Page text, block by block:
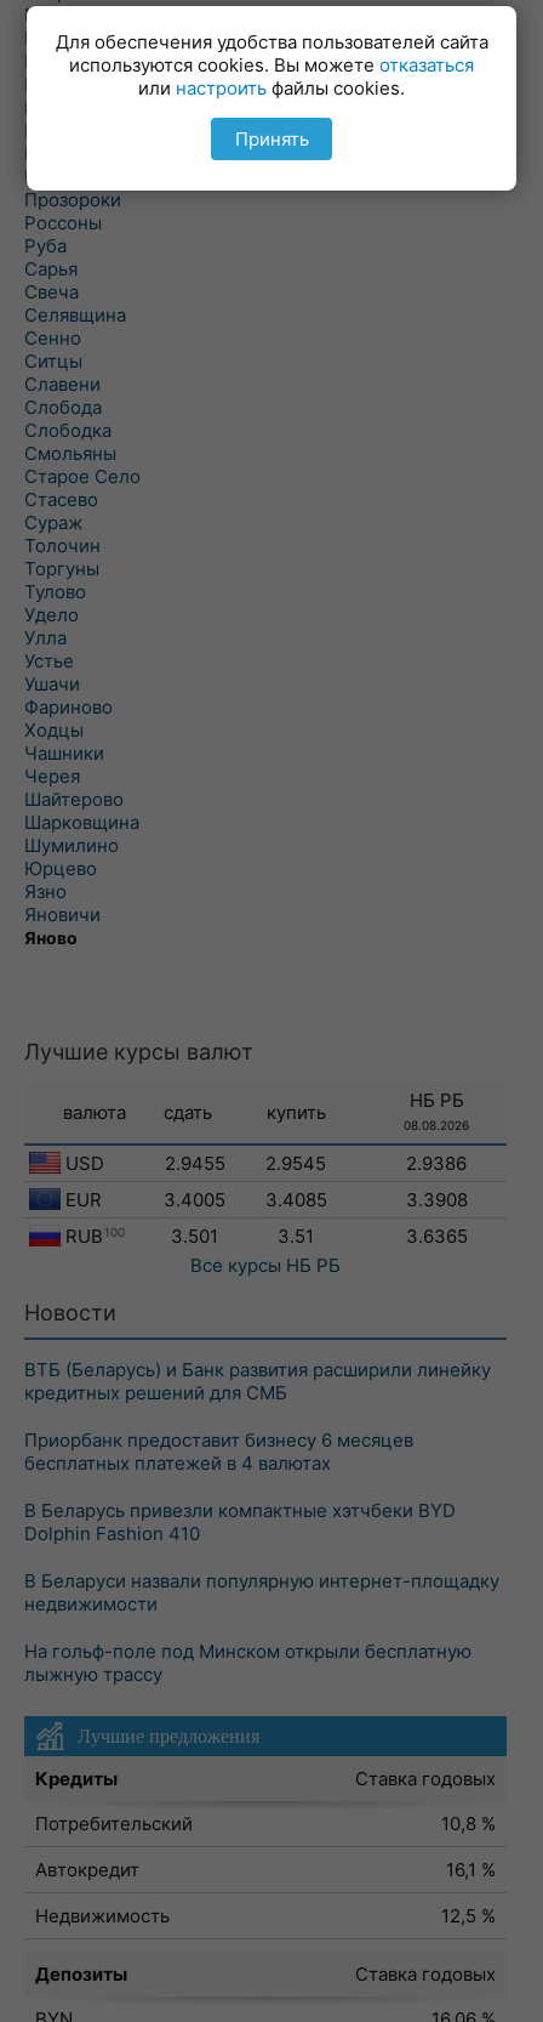
Пальминка
Парафьяново
Плисса
Повятье
Погоща
Подсвилье
Полоцк
Поставы
Прозороки
Россоны
Руба
Сарья
Свеча
Селявщина
Сенно
Ситцы
Славени
Слобода
Слободка
Смольяны
Старое Село
Стасево
Сураж
Толочин
Торгуны
Тулово
Удело
Улла
Устье
Ушачи
Фариново
Ходцы
Чашники
Черея
Шайтерово
Шарковщина
Шумилино
Юрцево
Язно
Яновичи
Яново
Лучшие курсы валют
валюта сдать купить
НБ РБ
08.08.2026
USD 2.9455 2.9545
2.9386
EUR
3.4005 3.4085
3.3908
RUB 100 3.501 3.51
3.6365
Все курсы НБ РБ
Новости
ВТБ (Беларусь) и Банк развития расширили линейку
кредитных решений для СМБ
Приорбанк предоставит бизнесу 6 месяцев
бесплатных платежей в 4 валютах
В Беларусь привезли компактные хэтчбеки BYD
Dolphin Fashion 410
В Беларуси назвали популярную интернет-площадку
недвижимости
На гольф-поле под Минском открыли бесплатную
лыжную трассу
Лучшие предложения
Кредиты
Ставка годовых
Потребительский
10,8 %
Автокредит
16,1 %
Недвижимость
12,5 %
Депозиты
Ставка годовых
Для обеспечения удобства пользователей сайта
используются cookies. Вы можете отказаться
или настроить файлы cookies.
Принять